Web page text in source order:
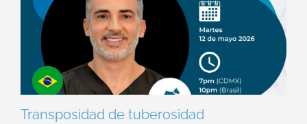
Transposidad de tuberosidad